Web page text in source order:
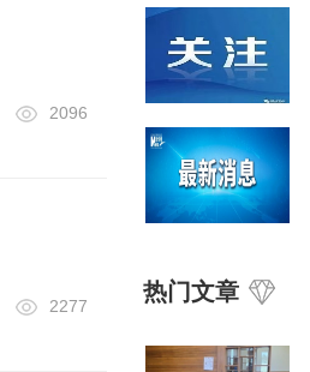
2096
2277
热门文章